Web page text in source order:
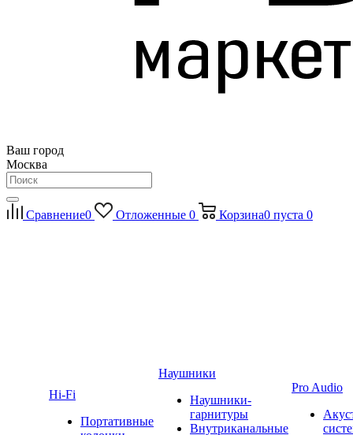
Ваш город
Москва
Сравнение0 Отложенные 0 Корзина0 пуста 0
Hi-Fi
Портативные
Наушники
Наушники-
гарнитуры
Внутриканальные
Pro Audio